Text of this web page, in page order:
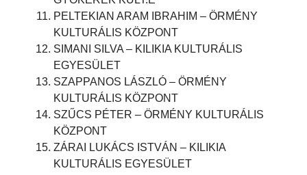
PELTEKIAN ARAM IBRAHIM – ÖRMÉNY
KULTURÁLIS KÖZPONT
SIMANI SILVA – KILIKIA KULTURÁLIS
EGYESÜLET
SZAPPANOS LÁSZLÓ – ÖRMÉNY
KULTURÁLIS KÖZPONT
SZŰCS PÉTER – ÖRMÉNY KULTURÁLIS
KÖZPONT
ZÁRAI LUKÁCS ISTVÁN – KILIKIA
KULTURÁLIS EGYESÜLET